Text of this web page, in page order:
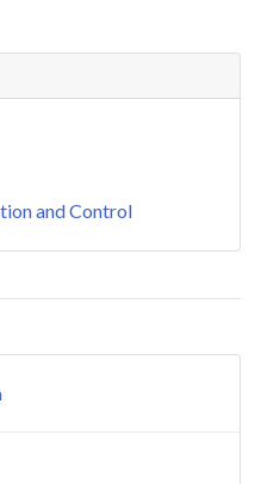
and Control